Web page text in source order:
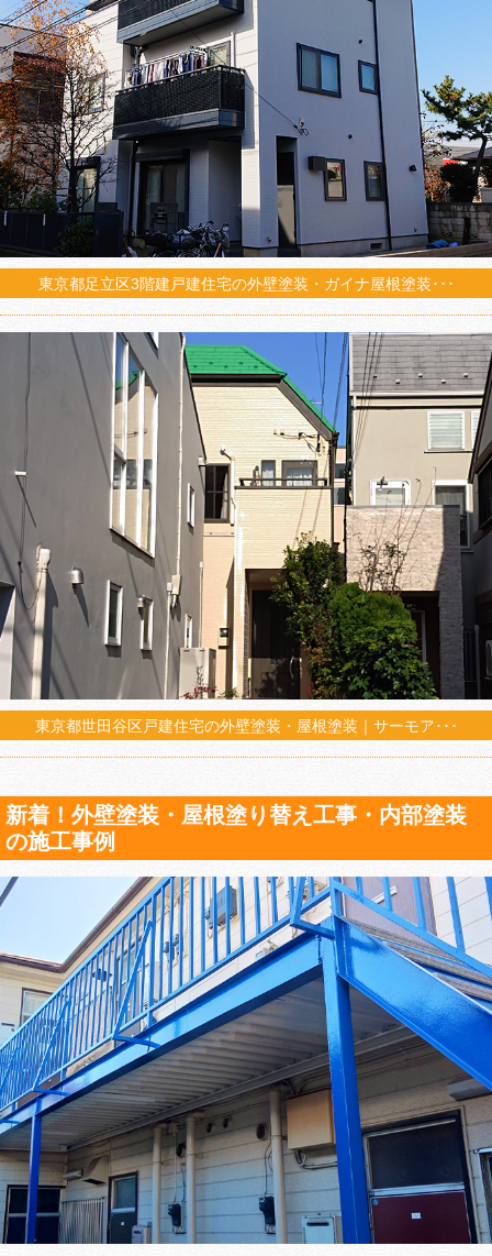
東京都足立区3階建戸建住宅の外壁塗装・ガイナ屋根塗装･･･
東京都世田谷区戸建住宅の外壁塗装・屋根塗装｜サーモア･･･
新着！外壁塗装・屋根塗り替え工事・内部塗装
の施工事例